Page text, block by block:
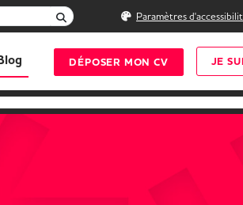
Rechercher Paramètres
DÉPOSER MON CV JE